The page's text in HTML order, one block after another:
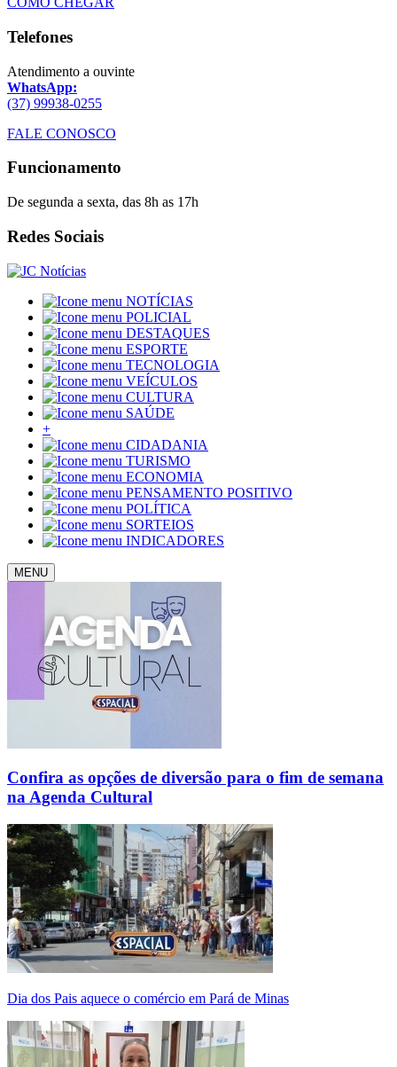
Telefones
Atendimento a ouvinte
WhatsApp:
(37) 99938-0255
FALE CONOSCO
Funcionamento
De segunda a sexta, das 8h as 17h
Redes Sociais
NOTÍCIAS
POLICIAL
DESTAQUES
ESPORTE
TECNOLOGIA
VEÍCULOS
CULTURA
SAÚDE
+
CIDADANIA
TURISMO
ECONOMIA
PENSAMENTO POSITIVO
POLÍTICA
SORTEIOS
INDICADORES
MENU
Confira as opções de diversão para o fim de semana
na Agenda Cultural
Dia dos Pais aquece o comércio em Pará de Minas